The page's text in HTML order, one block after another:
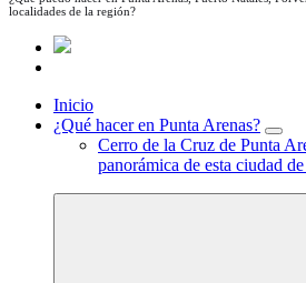
localidades de la región?
Inicio
¿Qué hacer en Punta Arenas?
Cerro de la Cruz de Punta
panorámica de esta ciudad